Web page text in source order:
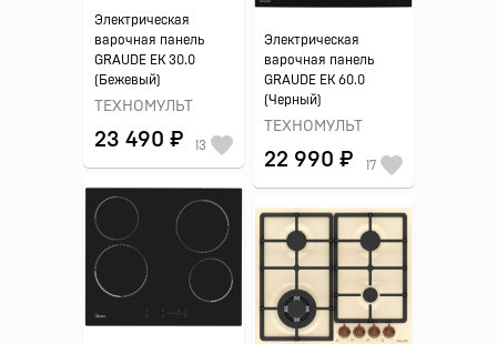
Электрическая
варочная панель
GRAUDE EK 30.0
(Бежевый)
ТЕХНОМУЛЬТ
23 490 ₽ 13
Электрическая
варочная панель
GRAUDE EK 60.0
(Черный)
ТЕХНОМУЛЬТ
22 990 ₽ 17